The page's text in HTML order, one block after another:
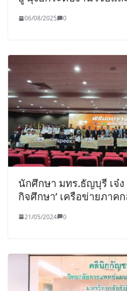
06/08/2025 0
นักศึกษา มทร.ธัญบุรี เจ๋ง
กิจศึกษา’ เครือข่ายภาค
21/05/2024 0